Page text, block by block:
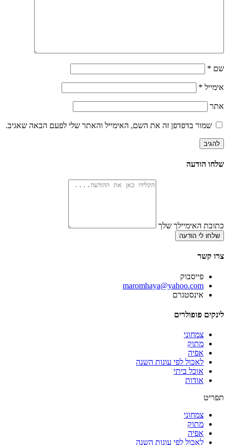
שם *
אימייל *
אתר
שמור בדפדפן זה את השם, האימייל והאתר שלי לפעם הבאה שאגיב.
שלחו הודעה
כתובת האימיילך שלך
שלחו לי הודעה
צרו קשר
פייסבוק
‫maromhaya@yahoo.com
אינסטגרם
לינקים פופולרים
צמחוני
מתוק
אפיה
לאכול לפי עונות השנה
אוכל ביתי
אודות
תפריט
צמחוני
מתוק
אפיה
לאכול לפי עונות השנה